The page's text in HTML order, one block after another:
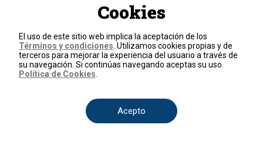
Política de cookies
Términos y condiciones
© 2026, RCN Medios.
Todos los derechos reservados.
Cookies
El uso de este sitio web implica la aceptación de los
Términos y condiciones . Utilizamos cookies propias y de
terceros para mejorar la experiencia del usuario a través de
su navegación. Si continúas navegando aceptas su uso.
Política de Cookies
Acepto